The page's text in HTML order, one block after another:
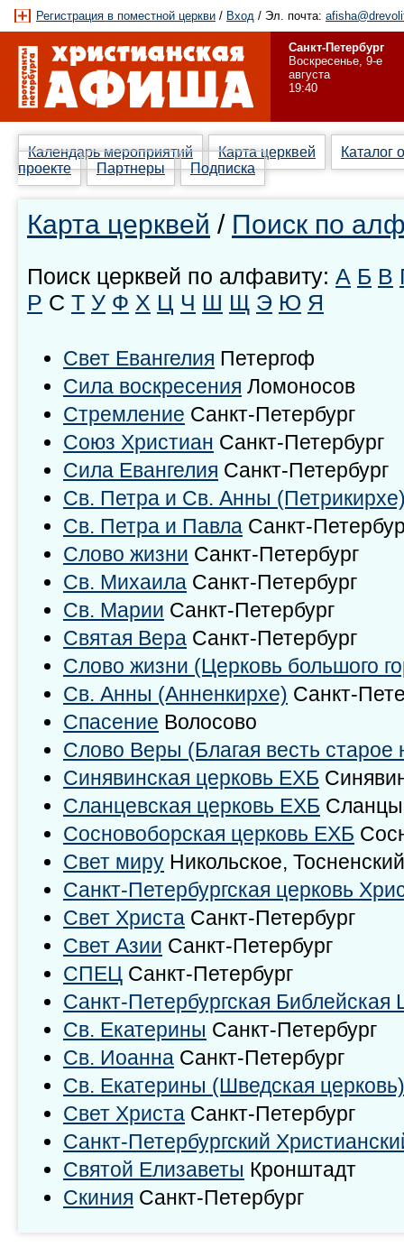
Регистрация в поместной церкви / Вход / Эл. почта:
Санкт-Петербург
Воскресенье, 9-е
августа
19:40
Календарь мероприятий Карта церквей
Каталог
проекте
Партнеры Подписка
Карта церквей / Поиск по
Поиск церквей по алфавиту: А Б В
Р С Т У Ф Х Ц Ч Ш Щ Э Ю Я
Свет Евангелия Петергоф
Сила воскресения Ломоносов
Стремление Санкт-Петербург
Союз Христиан Санкт-Петербург
Сила Евангелия Санкт-Петербург
Св. Петра и Св. Анны
Св. Петра и Павла Санкт-
Слово жизни Санкт-Петербург
Св. Михаила Санкт-Петербург
Св. Марии Санкт-Петербург
Святая Вера Санкт-Петербург
Слово жизни (Церковь большого
Св. Анны (Анненкирхе) Санкт-
Спасение Волосово
Слово Веры (Благая весть старое
Синявинская церковь ЕХБ
Сланцевская церковь ЕХБ Сланцы
Сосновоборская церковь ЕХБ
Свет миру Никольское,
Санкт-Петербургская церковь
Свет Христа Санкт-Петербург
Свет Азии Санкт-Петербург
СПЕЦ Санкт-Петербург
Санкт-Петербургская Библейская
Св. Екатерины Санкт-Петербург
Св. Иоанна Санкт-Петербург
Св. Екатерины (Шведская церковь)
Свет Христа Санкт-Петербург
Санкт-Петербургский
Святой Елизаветы Кронштадт
Скиния Санкт-Петербург